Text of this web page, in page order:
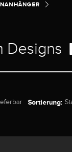
Designs
Sortierung: